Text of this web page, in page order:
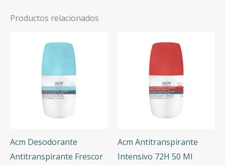
Productos relacionados
Acm Desodorante
Antitranspirante Frescor
Acm Antitranspirante
Intensivo 72H 50 Ml